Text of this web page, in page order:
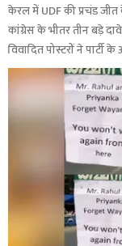
केरल में UDF की प्रचंड
कांग्रेस के भीतर तीन बड़े
विवादित पोस्टरों ने पार्टी